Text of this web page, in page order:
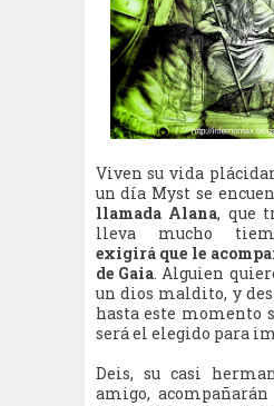
Viven su vida
un día Myst se
llamada Alana, que
lleva mucho
exigirá que le
de Gaia. Alguien
un dios maldito, y
hasta este momento
será el elegido para
Deis, su casi
amigo,